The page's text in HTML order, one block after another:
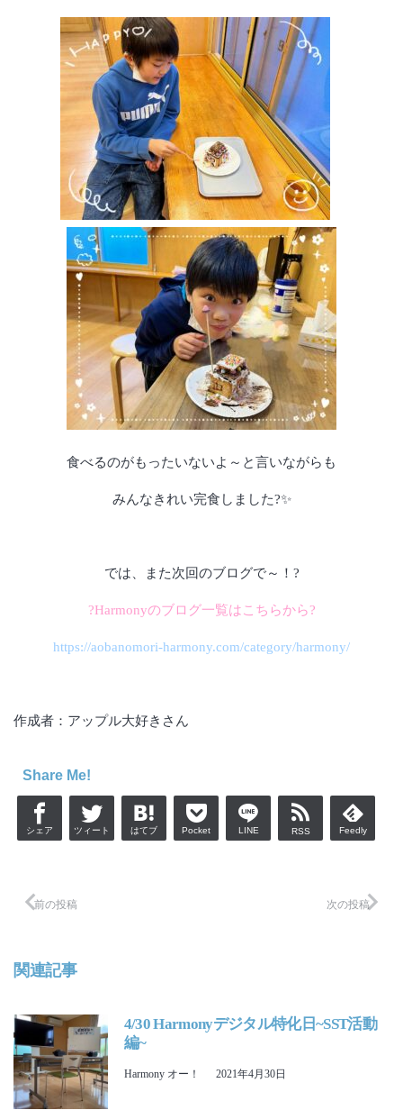
食べるのがもったいないよ～と言いながらも
みんなきれい完食しました?✨
では、また次回のブログで～！?
?Harmonyのブログ一覧はこちらから?
https://aobanomori-harmony.com/category/harmony/
作成者：アップル大好きさん
Share Me!
シェア ツィート はてブ Pocket LINE RSS Feedly
前の投稿 次の投稿
関連記事
4/30 Harmonyデジタル特化日~SST活動
編~
Harmony オー！ 2021年4月30日